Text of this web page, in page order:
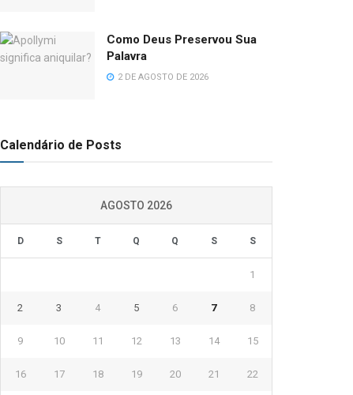
Como Deus Preservou Sua
Palavra
2 DE AGOSTO DE 2026
Calendário de Posts
AGOSTO 2026
D S T Q Q S S
1
2 3 4 5 6 7 8
9 10 11 12 13 14 15
16 17 18 19 20 21 22